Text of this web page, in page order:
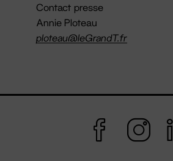
Contact presse
Annie Ploteau
ploteau@leGrandT.fr